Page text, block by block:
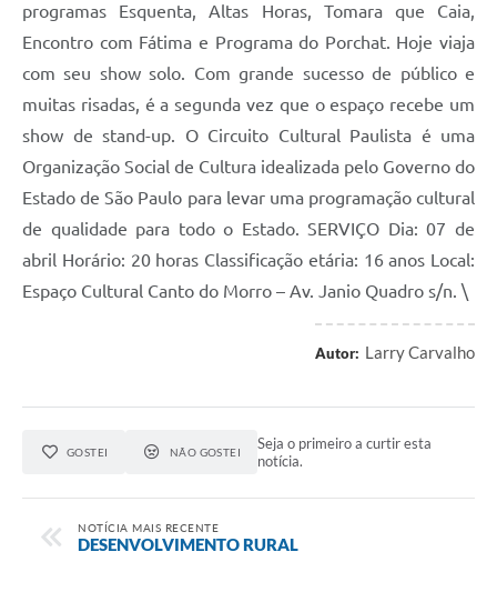
programas Esquenta, Altas Horas, Tomara que Caia,
Encontro com Fátima e Programa do Porchat. Hoje viaja
com seu show solo. Com grande sucesso de público e
muitas risadas, é a segunda vez que o espaço recebe um
show de stand-up. O Circuito Cultural Paulista é uma
Organização Social de Cultura idealizada pelo Governo do
Estado de São Paulo para levar uma programação cultural
de qualidade para todo o Estado. SERVIÇO Dia: 07 de
abril Horário: 20 horas Classificação etária: 16 anos Local:
Espaço Cultural Canto do Morro – Av. Janio Quadro s/n. \
Autor: Larry Carvalho
GOSTEI NÃO GOSTEI
Seja o primeiro a curtir esta
notícia.
NOTÍCIA MAIS RECENTE
DESENVOLVIMENTO RURAL